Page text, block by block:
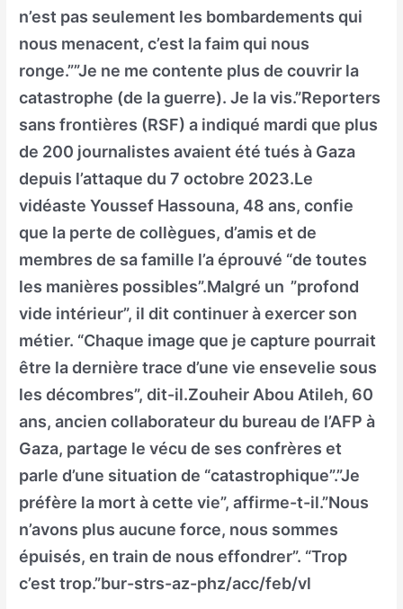
n’est pas seulement les bombardements qui
nous menacent, c’est la faim qui nous
ronge.””Je ne me contente plus de couvrir la
catastrophe (de la guerre). Je la vis.”Reporters
sans frontières (RSF) a indiqué mardi que plus
de 200 journalistes avaient été tués à Gaza
depuis l’attaque du 7 octobre 2023.Le
vidéaste Youssef Hassouna, 48 ans, confie
que la perte de collègues, d’amis et de
membres de sa famille l’a éprouvé “de toutes
les manières possibles”.Malgré un ”profond
vide intérieur”, il dit continuer à exercer son
métier. “Chaque image que je capture pourrait
être la dernière trace d’une vie ensevelie sous
les décombres”, dit-il.Zouheir Abou Atileh, 60
ans, ancien collaborateur du bureau de l’AFP à
Gaza, partage le vécu de ses confrères et
parle d’une situation de “catastrophique”.”Je
préfère la mort à cette vie”, affirme-t-il.”Nous
n’avons plus aucune force, nous sommes
épuisés, en train de nous effondrer”. “Trop
c’est trop.”bur-strs-az-phz/acc/feb/vl